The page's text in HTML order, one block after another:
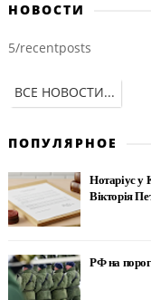
НОВОСТИ
5/recentposts
ВСЕ НОВОСТИ...
ПОПУЛЯРНОЕ
Нотаріус у
Вікторія
РФ на